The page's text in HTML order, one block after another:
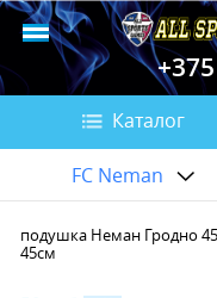
Каталог
FC Neman
подушка Неман Гродно 45 х
45см